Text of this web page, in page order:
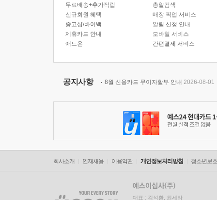
무료배송+추가적립
신규회원 혜택
중고샵/바이백
제휴카드 안내
애드온
총알검색
매장 픽업 서비스
알림 신청 안내
모바일 서비스
간편결제 서비스
공지사항 8월 신용카드 무이자할부 안내 2026-08-01
회사소개 인재채용 이용약관 개인정보처리방침 청소년보
대표 : 김석환, 최세라